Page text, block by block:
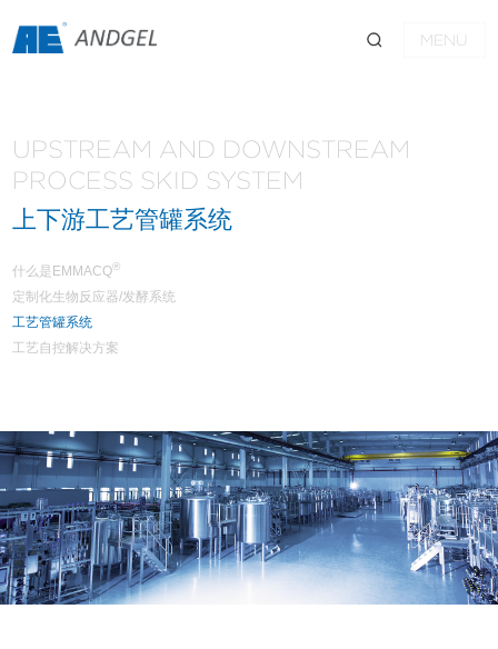
MENU
UPSTREAM AND DOWNSTREAM
PROCESS SKID SYSTEM
上下游工艺管罐系统
什么是EMMACQ®
定制化生物反应器/发酵系统
工艺管罐系统
工艺自控解决方案